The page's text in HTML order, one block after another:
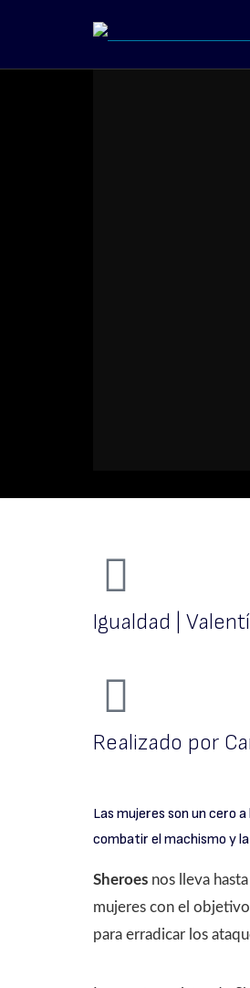
Igualdad |
Realizado por
Las mujeres son un cero
combatir el machismo y la
Sheroes nos lleva
mujeres con el
para erradicar los